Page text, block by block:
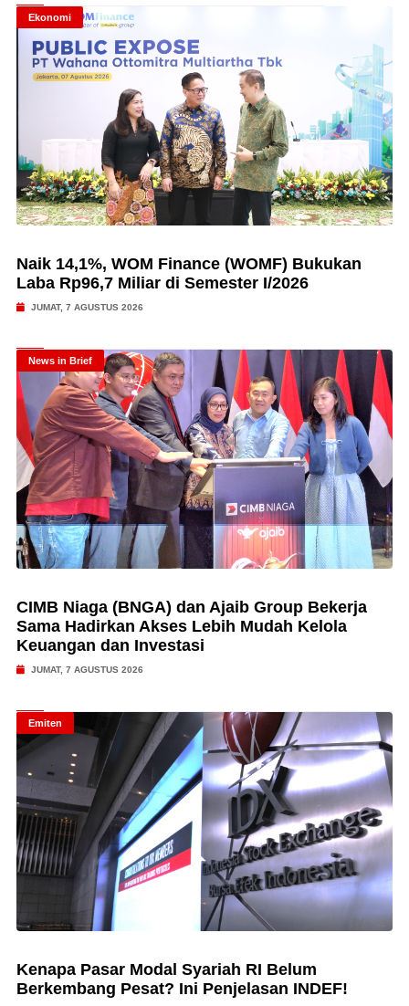
Ekonomi
Naik 14,1%, WOM Finance (WOMF) Bukukan
Laba Rp96,7 Miliar di Semester I/2026
JUMAT, 7 AGUSTUS 2026
News in Brief
CIMB Niaga (BNGA) dan Ajaib Group Bekerja
Sama Hadirkan Akses Lebih Mudah Kelola
Keuangan dan Investasi
JUMAT, 7 AGUSTUS 2026
Emiten
Kenapa Pasar Modal Syariah RI Belum
Berkembang Pesat? Ini Penjelasan INDEF!